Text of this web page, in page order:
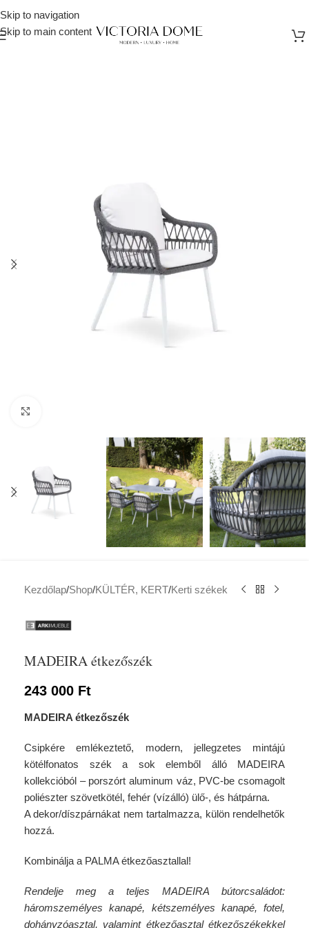
Skip to navigation
Skip to main content
Kezdőlap/Shop/KÜLTÉR, KERT/Kerti székek
MADEIRA étkezőszék
243 000 Ft
MADEIRA étkezőszék
Csipkére emlékeztető, modern, jellegzetes mintájú
kötélfonatos szék a sok elemből álló MADEIRA
kollekcióból – porszórt aluminum váz, PVC-be csomagolt
poliészter szövetkötél, fehér (vízálló) ülő-, és hátpárna.
A dekor/díszpárnákat nem tartalmazza, külön rendelhetők
hozzá.
Kombinálja a PALMA étkezőasztallal!
Rendelje meg a teljes MADEIRA bútorcsaládot:
háromszemélyes kanapé, kétszemélyes kanapé, fotel,
dohányzóasztal, valamint étkezőasztal étkezőszékekkel